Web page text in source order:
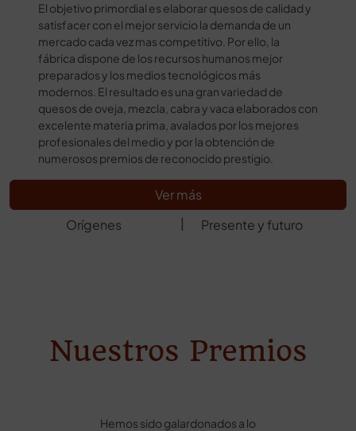
El objetivo primordial es elaborar quesos de calidad y
satisfacer con el mejor servicio la demanda de un
mercado cada vez mas competitivo. Por ello, la
fábrica dispone de los recursos humanos mejor
preparados y los medios tecnológicos más
modernos. El resultado es una gran variedad de
quesos de oveja, mezcla, cabra y vaca elaborados con
excelente materia prima, avalados por los mejores
profesionales del medio y por la obtención de
numerosos premios de reconocido prestigio.
Ver más
Orígenes
| Presente y futuro
Nuestros Premios
Hemos sido galardonados a lo